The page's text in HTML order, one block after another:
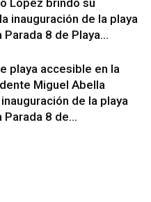
López brindó su
inauguración de la playa
8 de Playa...
playa accesible en la
Miguel Abella
de la playa
8 de...